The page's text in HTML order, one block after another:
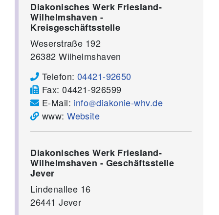
Diakonisches Werk Friesland-
Wilhelmshaven -
Kreisgeschäftsstelle
Weserstraße 192
26382 Wilhelmshaven
Telefon: 04421-92650
Fax:04421-926599
E-Mail: info
diakonie-whv.de
www:Website
Diakonisches Werk Friesland-
Wilhelmshaven - Geschäftsstelle
Jever
Lindenallee 16
26441 Jever